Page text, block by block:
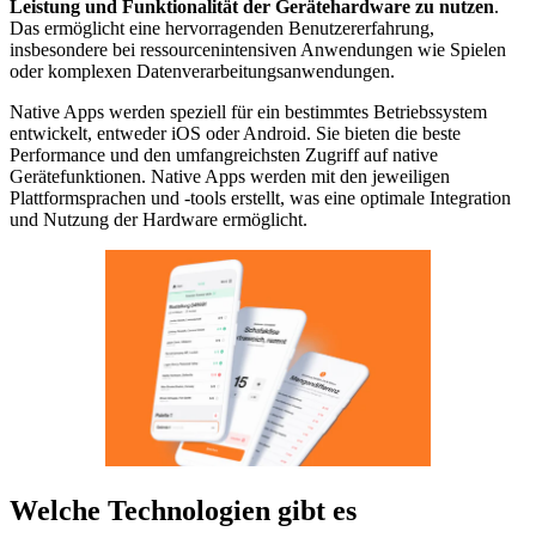
Leistung und Funktionalität der Gerätehardware zu nutzen.
Das ermöglicht eine hervorragenden Benutzererfahrung,
insbesondere bei ressourcenintensiven Anwendungen wie Spielen
oder komplexen Datenverarbeitungsanwendungen.
Native Apps werden speziell für ein bestimmtes Betriebssystem
entwickelt, entweder iOS oder Android. Sie bieten die beste
Performance und den umfangreichsten Zugriff auf native
Gerätefunktionen. Native Apps werden mit den jeweiligen
Plattformsprachen und -tools erstellt, was eine optimale Integration
und Nutzung der Hardware ermöglicht.
Welche Technologien gibt es